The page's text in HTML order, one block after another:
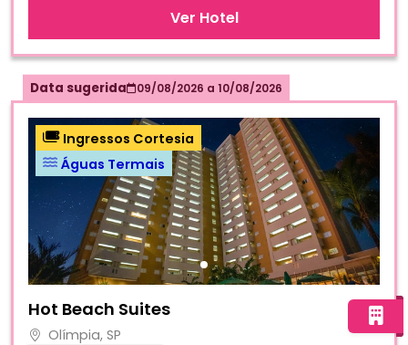
Ver Hotel
Data sugerida 09/08/2026 a 10/08/2026
Ingressos Cortesia
Águas Termais
Hot Beach Suites
Olímpia, SP